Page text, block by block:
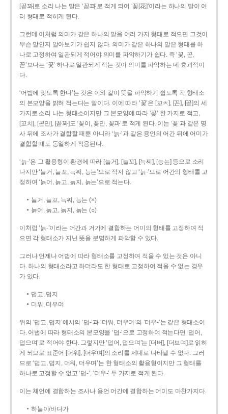
[꼳꽈]로 소리 나는 말은 ‘꼳꽈’로 적게 되어 ‘꽃[花]’이라는 하나의 말이 여
러 형태로 적히게 된다.
그런데 이처럼 의미가 같은 하나의 말을 여러 가지 형태로 적으면 그것이
무슨 말인지 알아보기가 쉽지 않다. 의미가 같은 하나의 말은 형태를 하
나로 고정하여 일관되게 적어야 의미를 파악하기가 쉽다. 즉 ‘꽃, 꼰,
꼳’보다는 ‘꽃’ 하나로 일관되게 적는 것이 의미를 파악하는 데 효과적이
다.
‘어법에 맞도록 한다’는 것은 이와 같이 뜻을 파악하기 쉽도록 각 형태소
의 본모양을 밝혀 적는다는 말이다. 이에 따라 ‘꽃’은 [꼬ㅊ], [꼰], [꼳]의 세
가지로 소리 나는 형태소이지만 그 본모양에 따라 ‘꽃’ 한 가지로 적고,
[꼬치], [꼰만], [꼳꽈]도 ‘꽃이, 꽃만, 꽃과’로 적게 된다. 이는 ‘꽃’과 같은 명
사 뒤에 조사가 결합할 때뿐 아니라 ‘늙-’과 같은 용언의 어간 뒤에 어미가
결합할 때도 동일하게 적용된다.
‘늙-’은 그 활용형이 환경에 따라 [늘거], [늘꼬], [늑찌], [능는] 등으로 소리
나지만 ‘늘거, 늘꼬, 늑찌, 능는’으로 적지 않고 ‘늙-’으로 어간의 형태를 고
정하여 ‘늙어, 늙고, 늙지, 늙는’으로 적는다.
늘거, 늘꼬, 늑찌, 능는 (×)
늙어, 늙고, 늙지, 늙는 (○)
이처럼 ‘늙-­’이라는 어간과 거기에 결합하는 어미의 형태를 고정하여 적
으면 각 형태소가 지닌 뜻을 분명하게 파악할 수 있다.
그러나 언제나 어법에 따라 형태소를 고정하여 적을 수 있는 것은 아니
다. 하나의 형태소라고 하더라도 한 형태로 고정하여 적을 수 없는 경우
가 있다.
덥고, 덥지
더워, 더우며
위의 ‘덥고, 덥지’에서의 ‘덥-­’과 ‘더워, 더우며’의 ‘더우-­’는 같은 형태소이
다. 어법에 따라 형태소의 본모양을 ‘덥-­’으로 고정하여 적는다면 ‘덥어,
덥으며’로 적어야 한다. 그렇지만 ‘덥어, 덥으며’는 [더버], [더브며]로 읽히
게 되므로 표준어 [더워], [더우며]의 소리를 제대로 나타낼 수 없다. 그러
므로 ‘덥고, 덥지, 더워, 더우며’는 한 형태소의 활용형이지만 그 형태를
하나로 고정할 수 없고 ‘덥-’, ‘더우-’ 두 가지로 적게 된다.
이는 체언에 결합하는 조사나 용언 어간에 결합하는 어미도 마찬가지다.
하늘이/바다가